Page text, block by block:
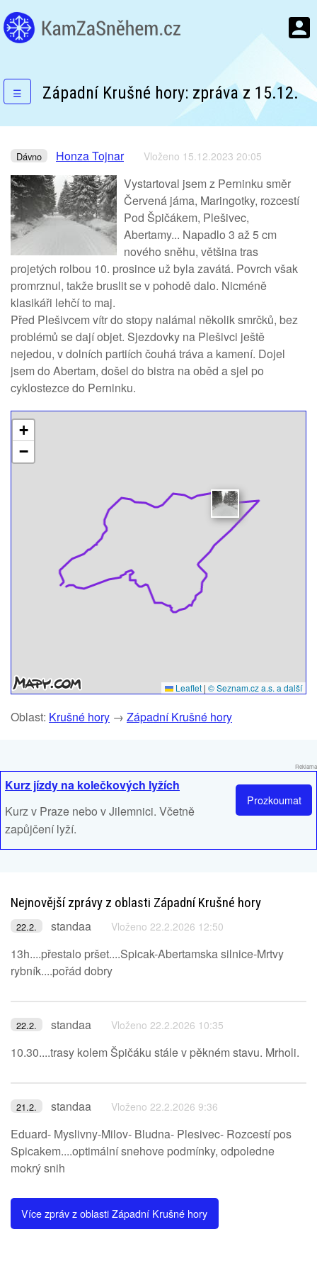
☰ Západní Krušné hory: zpráva z 15.12.
Dávno Honza Tojnar Vloženo 15.12.2023 20:05
Vystartoval jsem z Perninku směr
Červená jáma, Maringotky, rozcestí
Pod Špičákem, Plešivec,
Abertamy... Napadlo 3 až 5 cm
nového sněhu, většina tras
projetých rolbou 10. prosince už byla zavátá. Povrch však
promrznul, takže bruslit se v pohodě dalo. Nicméně
klasikáři lehčí to maj.
Před Plešivcem vítr do stopy nalámal několik smrčků, bez
problémů se dají objet. Sjezdovky na Plešivci ještě
nejedou, v dolních partiích čouhá tráva a kamení. Dojel
jsem do Abertam, došel do bistra na oběd a sjel po
cyklostezce do Perninku.
+
−
Leaflet | © Seznam.cz a.s. a další
Oblast: Krušné hory → Západní Krušné hory
Reklama
Prozkoumat
Kurz jízdy na kolečkových lyžích
Kurz v Praze nebo v Jilemnici. Včetně
zapůjčení lyží.
Nejnovější zprávy z oblasti Západní Krušné hory
22.2. standaa Vloženo 22.2.2026 12:50
13h....přestalo pršet....Spicak-Abertamska silnice-Mrtvy
rybník....pořád dobry
22.2. standaa Vloženo 22.2.2026 10:35
10.30....trasy kolem Špičáku stále v pěkném stavu. Mrholi.
21.2. standaa Vloženo 22.2.2026 9:36
Eduard- Myslivny-Milov- Bludna- Plesivec- Rozcestí pos
Spicakem....optimální snehove podmínky, odpoledne
mokrý snih
Více zpráv z oblasti Západní Krušné hory